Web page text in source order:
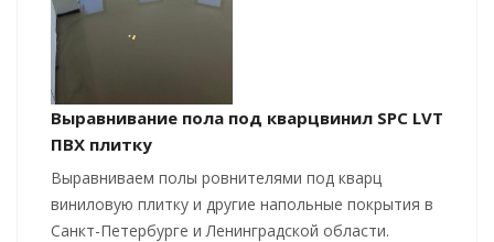
Выравнивание пола под кварцвинил SPC LVT
ПВХ плитку
Выравниваем полы ровнителями под кварц
виниловую плитку и другие напольные покрытия в
Санкт-Петербурге и Ленинградской области.